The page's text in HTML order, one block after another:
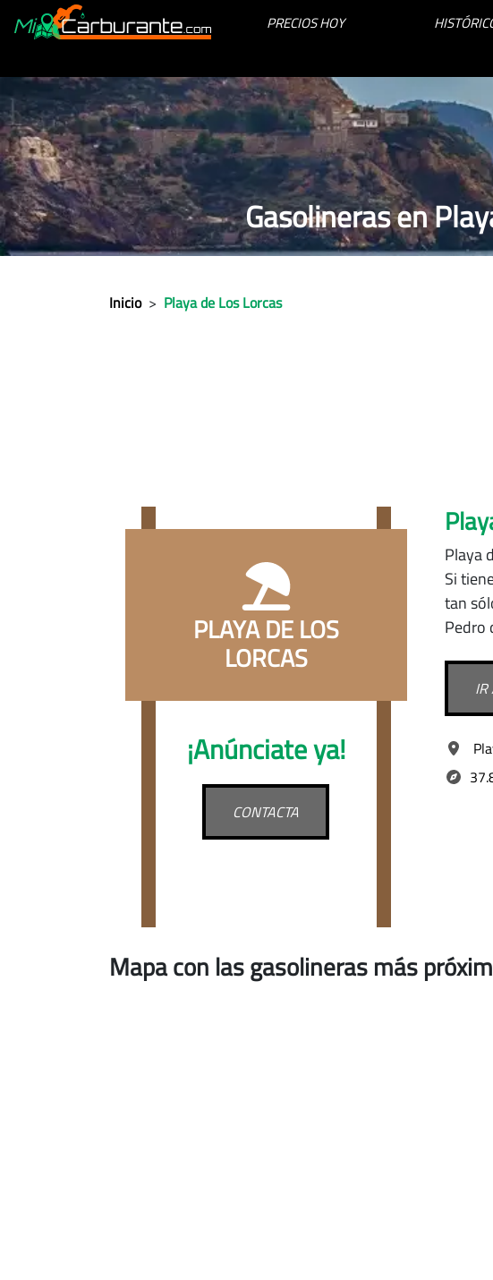
PRECIOS HOY
Gasolineras en
Inicio > Playa de Los Lorcas
PLAYA DE LOS
LORCAS
¡Anúnciate ya!
CONTACTA
Playa
Si
tan
Pedro
IR
Mapa con las gasolineras más